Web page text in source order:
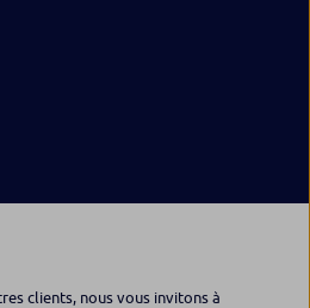
clients, nous vous invitons à